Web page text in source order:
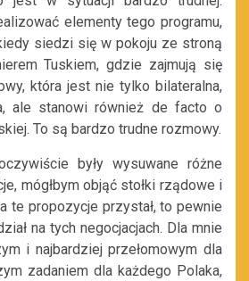
elementy tego programu,
siedzi się w pokoju ze stroną
Tuskiem, gdzie zajmują się
która jest nie tylko bilateralna,
ale stanowi również de facto o
To są bardzo trudne rozmowy.
były wysuwane różne
mógłbym objąć stołki rządowe i
te propozycje przystał, to pewnie
na tych negocjacjach. Dla mnie
i najbardziej przełomowym dla
zadaniem dla każdego Polaka,